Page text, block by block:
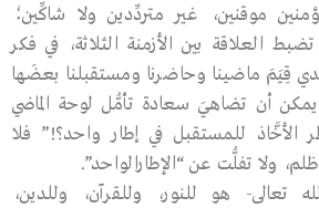
موقنين، غير متردِّدين ولا شاكِّين؛
العلاقة بين الأزمنة الثلاثة، في فكر
قِيَمَ ماضينا وحاضرنا ومستقبلنا بعضَها
أن تضاهيَ سعادة تأمُّل لوحة الماضي
الأخَّاذ للمستقبل في إطار واحد؟!” فلا
ولا تفلُّت عن “الإطارالواحد”.
تعالى- هو للنور، وللقرآن، وللدين،